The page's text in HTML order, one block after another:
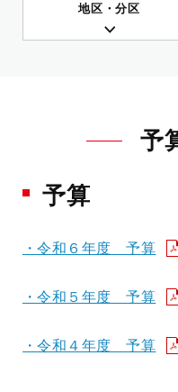
地区・分区
予
予算
・令和６年度 予算
・令和５年度 予算
・令和４年度 予算